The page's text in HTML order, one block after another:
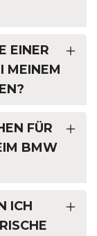
EINER
MEINEM
FÜR
BMW
ICH